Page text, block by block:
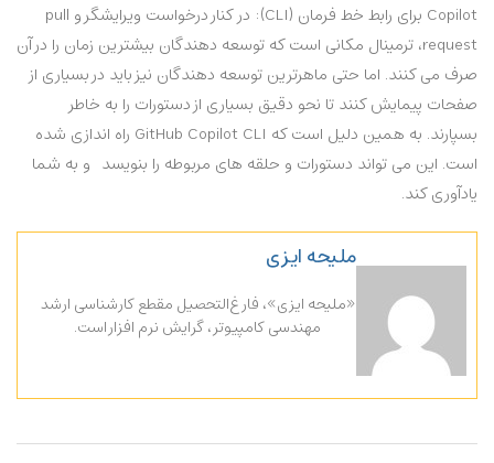
Copilot برای رابط خط فرمان (CLI):
در کنار درخواست ویرایشگر و pull
request، ترمینال مکانی است که توسعه دهندگان بیشترین زمان را در آن
صرف می کنند. اما حتی ماهرترین توسعه دهندگان نیز باید در بسیاری از
صفحات پیمایش کنند تا نحو دقیق بسیاری از دستورات را به خاطر
بسپارند. به همین دلیل است که GitHub Copilot CLI راه اندازی شده
است. این می تواند دستورات و حلقه های مربوطه را بنویسد و به شما
یادآوری کند.
ملیحه ایزی
«ملیحه ایزی»، فارغ‌التحصیل مقطع کارشناسی ارشد
مهندسی کامپیوتر، گرایش نرم افزار است.